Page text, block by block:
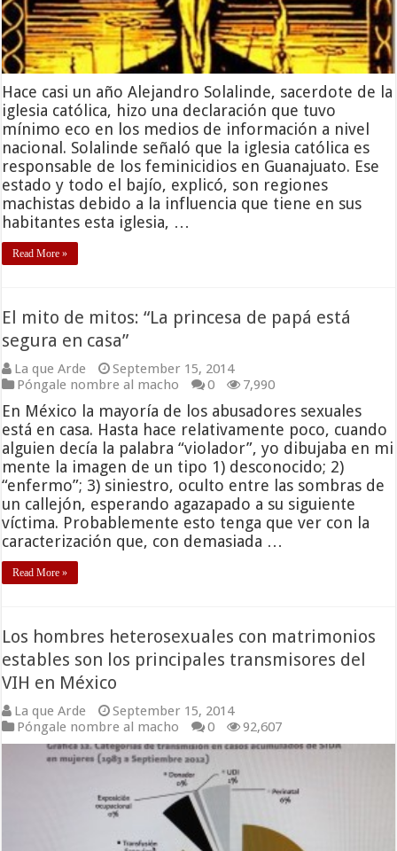
Hace casi un año Alejandro Solalinde, sacerdote de la
iglesia católica, hizo una declaración que tuvo
mínimo eco en los medios de información a nivel
nacional. Solalinde señaló que la iglesia católica es
responsable de los feminicidios en Guanajuato. Ese
estado y todo el bajío, explicó, son regiones
machistas debido a la influencia que tiene en sus
habitantes esta iglesia, …
Read More »
El mito de mitos: “La princesa de papá está
segura en casa”
La que Arde
September 15, 2014
Póngale nombre al macho
0 7,990
En México la mayoría de los abusadores sexuales
está en casa. Hasta hace relativamente poco, cuando
alguien decía la palabra “violador”, yo dibujaba en mi
mente la imagen de un tipo 1) desconocido; 2)
“enfermo”; 3) siniestro, oculto entre las sombras de
un callejón, esperando agazapado a su siguiente
víctima. Probablemente esto tenga que ver con la
caracterización que, con demasiada …
Read More »
Los hombres heterosexuales con matrimonios
estables son los principales transmisores del
VIH en México
La que Arde
September 15, 2014
Póngale nombre al macho
0 92,607